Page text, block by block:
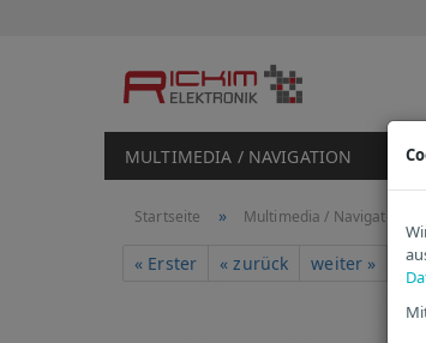
MULTIMEDIA / NAVIGATION
Startseite » Multimedia / Navigation
« Erster « zurück weiter »